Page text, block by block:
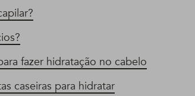
fazer hidratação no cabelo
caseiras para hidratar